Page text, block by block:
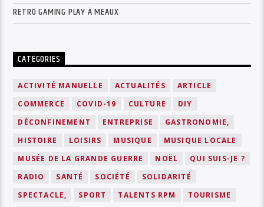
RETRO GAMING PLAY À MEAUX
CATÉGORIES
ACTIVITÉ MANUELLE ACTUALITÉS
ARTICLE
COMMERCE
COVID-19 CULTURE
DIY
DÉCONFINEMENT
ENTREPRISE
GASTRONOMIE,
HISTOIRE
LOISIRS MUSIQUE
MUSIQUE LOCALE
MUSÉE DE LA GRANDE GUERRE
NOËL
QUI SUIS-JE ?
RADIO
SANTÉ SOCIÉTÉ
SOLIDARITÉ
SPECTACLE,
SPORT TALENTS RPM
TOURISME